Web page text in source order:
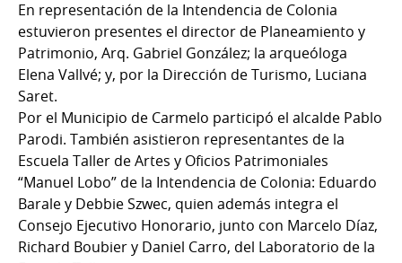
En representación de la Intendencia de Colonia
estuvieron presentes el director de Planeamiento y
Patrimonio, Arq. Gabriel González; la arqueóloga
Elena Vallvé; y, por la Dirección de Turismo, Luciana
Saret.
Por el Municipio de Carmelo participó el alcalde Pablo
Parodi. También asistieron representantes de la
Escuela Taller de Artes y Oficios Patrimoniales
“Manuel Lobo” de la Intendencia de Colonia: Eduardo
Barale y Debbie Szwec, quien además integra el
Consejo Ejecutivo Honorario, junto con Marcelo Díaz,
Richard Boubier y Daniel Carro, del Laboratorio de la